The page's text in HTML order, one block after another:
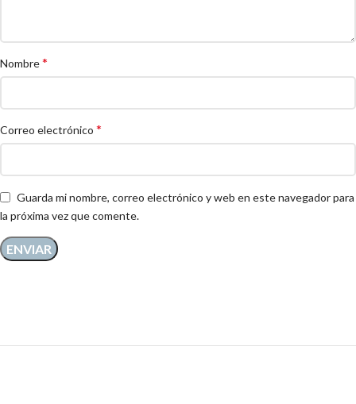
Nombre*
Correo electrónico *
Guarda mi nombre, correo electrónico y web en este navegador para
la próxima vez que comente.